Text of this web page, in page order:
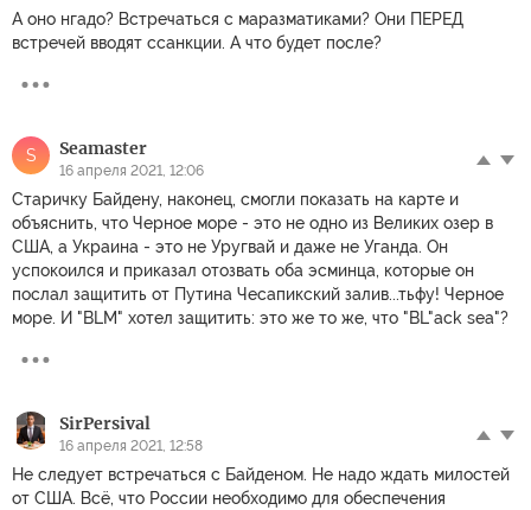
А оно нгадо? Встречаться с маразматиками? Они ПЕРЕД
встречей вводят ссанкции. А что будет после?
S Seamaster
16 апреля 2021, 12:06
Старичку Байдену, наконец, смогли показать на карте и
объяснить, что Черное море - это не одно из Великих озер в
США, а Украина - это не Уругвай и даже не Уганда. Он
успокоился и приказал отозвать оба эсминца, которые он
послал защитить от Путина Чесапикский залив...тьфу! Черное
море. И "BLM" хотел защитить: это же то же, что "BL"ack sea"?
SirPеrsival
16 апреля 2021, 12:58
Не следует встречаться с Байденом. Не надо ждать милостей
от США. Всё, что России необходимо для обеспечения